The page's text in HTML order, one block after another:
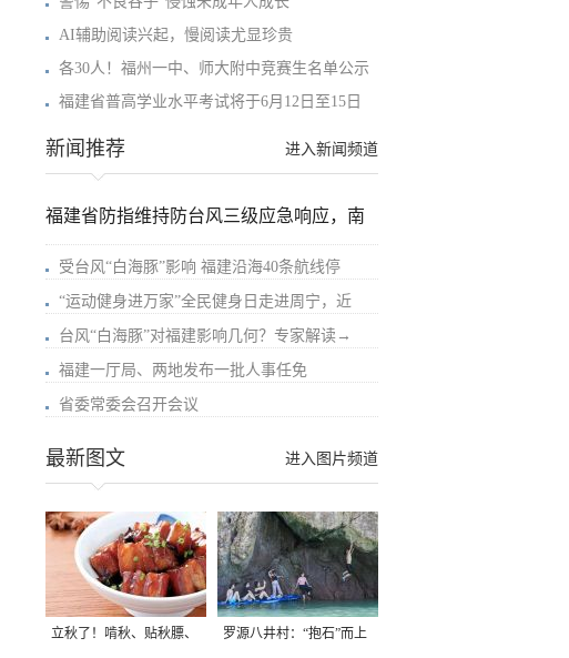
AI辅助阅读兴起，慢阅读尤显珍贵
各30人！福州一中、师大附中竞赛生名单公示
福建省普高学业水平考试将于6月12日至15日
进入新闻频道
新闻推荐
福建省防指维持防台风三级应急响应，南
受台风“白海豚”影响 福建沿海40条航线停
“运动健身进万家”全民健身日走进周宁，近
台风“白海豚”对福建影响几何？专家解读→
福建一厅局、两地发布一批人事任免
省委常委会召开会议
进入图片频道
最新图文
立秋了！啃秋、贴秋膘、 罗源八井村：“抱石”而上